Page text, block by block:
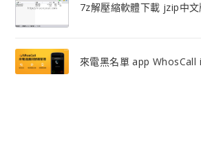
7z解壓縮軟體下載 jzip中
來電黑名單 app WhosCall